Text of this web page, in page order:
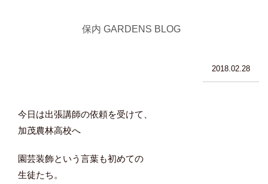
保内 GARDENS BLOG
2018.02.28
今日は出張講師の依頼を受けて、
加茂農林高校へ
園芸装飾という言葉も初めての
生徒たち。